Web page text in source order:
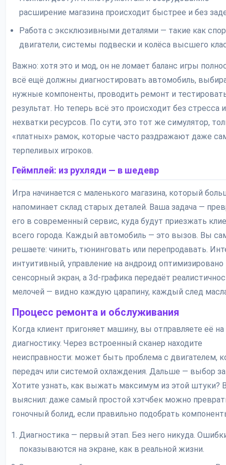
расширение магазина происходит быстрее и без
Работа с эксклюзивными деталями — такие как
двигатели, системы подвески и колёса высшего
Важно: хотя это и мод, он не ломает баланс игры
всё ещё должны диагностировать автомобиль,
нужные компоненты, проводить ремонт и
результат. Но теперь всё это происходит без стресса
нехватки ресурсов. По сути, это тот же симулятор,
«платных» рамок, которые часто раздражают даже
терпеливых игроков.
Геймплей: из рухляди — в шедевр
Игра начинается с маленького магазина, который
напоминает склад старых деталей. Ваша задача —
его в современный сервис, куда будут приезжать
всего города. Каждый автомобиль — это вызов. Вы
решаете: чинить, тюнинговать или перепродавать.
интуитивный, управление на андроид оптимизировано
сенсорный экран, а 3d-графика передаёт
мелочей — видно каждую царапину, каждый след
Процесс ремонта и обслуживания
Когда клиент пригоняет машину, вы отправляете её на
диагностику. Через встроенный сканер находите
неисправности: может быть проблема с двигателем,
передач или системой охлаждения. Дальше — выбор
Хотите узнать, как выжать максимум из этой штуки?
выяснил: даже самый простой хэтчбек можно
гоночный болид, если правильно подобрать
Диагностика — первый этап. Без него никуда.
показываются на экране, как в реальной жизни.